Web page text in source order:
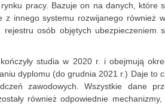
pracy. Bazuje on na danych, które
z innego systemu rozwijanego również
osób objętych ubezpieczeniem
studia w 2020 r. i obejmują
dyplomu (do grudnia 2021 r.) Daje to
zawodowych. Wszystkie dane
również odpowiednie